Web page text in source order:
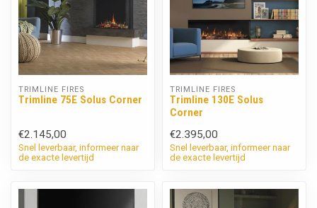
TRIMLINE FIRES
Trimline 75E Solus Corner
€2.145,00
Snel leverbaar, informeer naar
de exacte levertijd
TRIMLINE FIRES
Trimline 130E Solus
Corner
€2.395,00
Snel leverbaar, informeer naar
de exacte levertijd